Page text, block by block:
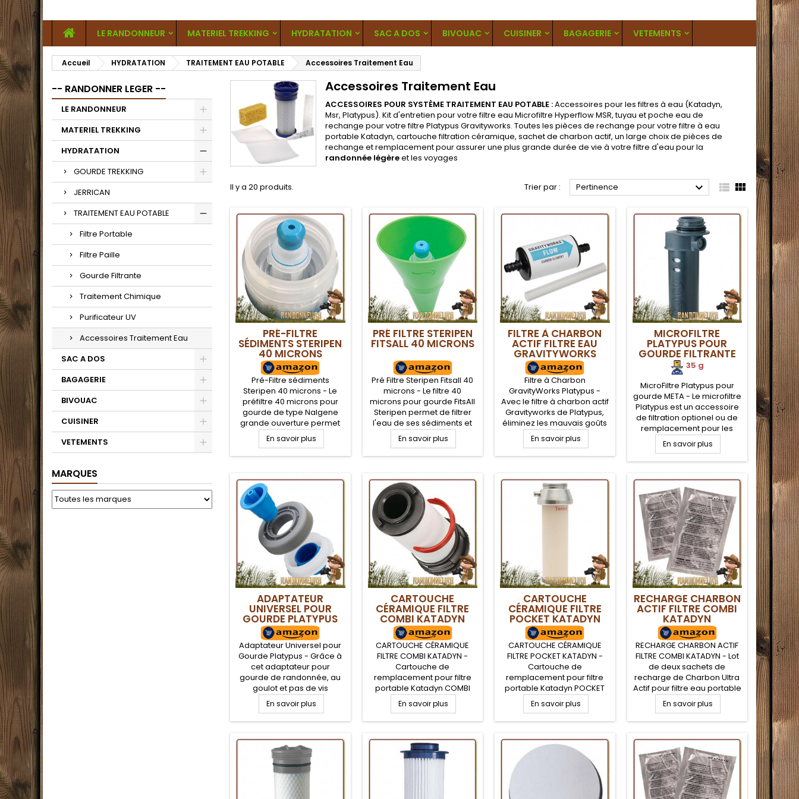
LE RANDONNEUR MATERIEL TREKKING HYDRATATION SAC A DOS BIVOUAC CUISINER BAGAGERIE VETEMENTS
Accueil HYDRATATION TRAITEMENT EAU POTABLE Accessoires Traitement Eau
-- RANDONNER LEGER --
LE RANDONNEUR
MATERIEL TREKKING
HYDRATATION
GOURDE TREKKING
JERRICAN
TRAITEMENT EAU POTABLE
Filtre Portable
Filtre Paille
Gourde Filtrante
Traitement Chimique
Purificateur UV
Accessoires Traitement Eau
SAC A DOS
BAGAGERIE
BIVOUAC
CUISINER
VETEMENTS
MARQUES
Accessoires Traitement Eau
ACCESSOIRES POUR SYSTÈME TRAITEMENT EAU POTABLE :Accessoires pour les filtres à eau (Katadyn,
Msr, Platypus). Kit d'entretien pour votre filtre eau Microfiltre Hyperflow MSR, tuyau et poche eau de
rechange pour votre filtre Platypus Gravityworks. Toutes les pièces de rechange pour votre filtre à eau
portable Katadyn, cartouche filtration céramique, sachet de charbon actif, un large choix de pièces de
rechange et remplacement pour assurer une plus grande durée de vie à votre filtre d'eau pour la
randonnée légèreet les voyages
Il y a 20 produits. Trier par : Pertinence   
PRÉ-FILTRE
SÉDIMENTS STERIPEN
40 MICRONS
Pré-Filtre sédiments
Steripen 40 microns - Le
préfiltre 40 microns pour
gourde de type Nalgene
grande ouverture permet
de filtrer l'eau de ses
sédiments et ainsi optimiser
l'action purificatrice des
l'utilisation d'un purificateur
Steripen UV. Pratique, filtrez
l'eau récoltée rapidement
En savoir plus
PRÉ FILTRE STERIPEN
FITSALL 40 MICRONS
Pré Filtre Steripen Fitsall 40
microns - Le filtre 40
microns pour gourde FitsAll
Steripen permet de filtrer
l'eau de ses sédiments et
ainsi optimiser l'action
purificatrice des ultra violets
lors de l'utilisation d'un
Pratique, filtrez l'eau
récoltée rapidement grâce
à cet entonnoir filtre
En savoir plus
FILTRE À CHARBON
ACTIF FILTRE EAU
GRAVITYWORKS
PLATYPUS
Filtre à Charbon
GravityWorks Platypus -
Avec le filtre à charbon actif
Gravityworks de Platypus,
éliminez les mauvais goûts
comme celui du chlore, les
odeurs et les particules de
l'eau filtrée pour obtenir une
possible. Pratique et légère,
cette cartouche au charbon
actif est un plus pour vous
permettre d'obtenir la
En savoir plus
MICROFILTRE
PLATYPUS POUR
GOURDE FILTRANTE
META
35 g
MicroFiltre Platypus pour
gourde META - Le microfiltre
Platypus est un accessoire
de filtration optionel ou de
remplacement pour les
gourdes de filtration Meta
de Platypus. Le Microfiltre
est composé d'une
fibres creuses qui permet
de proposer un bon débit
de filtration et d'arrêter tous
les organismes vivants et
sédiments en...
En savoir plus
ADAPTATEUR
UNIVERSEL POUR
GOURDE PLATYPUS
Adaptateur Universel pour
Gourde Platypus - Grâce à
cet adaptateur pour
gourde de randonnée, au
goulot et pas de vis
multiples, il vous sera très
facile de connecter
n'importe quel filtre à eau
randonnée de type
Nalgene, Sigg et bien
d'autres. Multi-Adaptateurs
pour gourdes Platypus
En savoir plus
CARTOUCHE
CÉRAMIQUE FILTRE
COMBI KATADYN
CARTOUCHE CÉRAMIQUE
FILTRE COMBI KATADYN -
Cartouche de
remplacement pour filtre
portable Katadyn COMBI
composée d'une cartouche
céramique. Capacité de
filtration 0.2 microns sur
(en fonction de la qualité de
l'eau). Cartouche
céramique et ses
En savoir plus
CARTOUCHE
CÉRAMIQUE FILTRE
POCKET KATADYN
CARTOUCHE CÉRAMIQUE
FILTRE POCKET KATADYN -
Cartouche de
remplacement pour filtre
portable Katadyn POCKET
composée d'une cartouche
céramique. Capacité de
filtration 0.2 microns sur
(en fonction de la qualité de
l'eau). Cartouche
céramique et ses
accessoires d'entretien et
En savoir plus
RECHARGE CHARBON
ACTIF FILTRE COMBI
KATADYN
RECHARGE CHARBON ACTIF
FILTRE COMBI KATADYN - Lot
de deux sachets de
recharge de Charbon Ultra
Actif pour filtre eau portable
COMBI de Katadyn. Le
charbon actif permet de
réduire la teneur en
améliore la saveur de l'eau
par élimination des
mauvais goûts et des
odeurs
En savoir plus